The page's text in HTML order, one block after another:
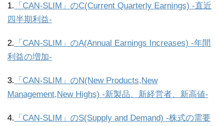
1. 「CAN-SLIM」のC(Current Quarterly Earnings) -直近
四半期利益-
2. 「CAN-SLIM」のA(Annual Earnings Increases) -年間
利益の増加-
3. 「CAN-SLIM」のN(New Products,New
Management,New Highs) -新製品、新経営者、新高値-
4. 「CAN-SLIM」のS(Supply and Demand) -株式の需要